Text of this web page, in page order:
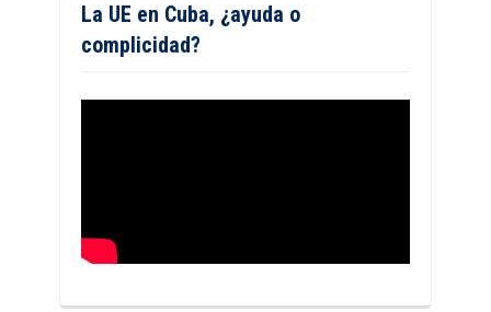
La UE en Cuba, ¿ayuda o
complicidad?